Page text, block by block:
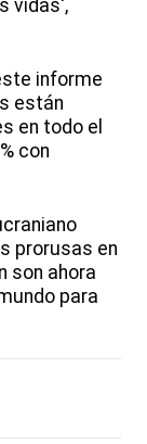
vidas',
informe
están
en todo el
con
prorusas en
son ahora
para